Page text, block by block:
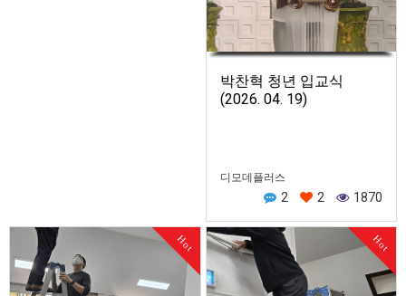
박찬혁 청년 입교식
(2026. 04. 19)
디모데플러스
2 2 1870
Hot Hot